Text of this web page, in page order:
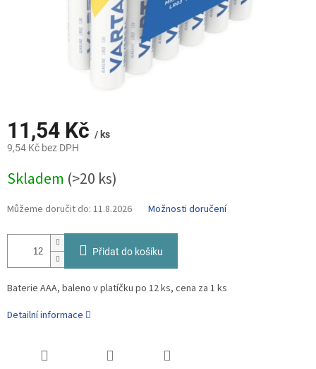
11,54 Kč / ks
9,54 Kč bez DPH
cena:
Skladem (>20 ks)
Můžeme doručit do: 11.8.2026 Možnosti doručení
Přidat do košíku
Baterie AAA, baleno v platíčku po 12 ks, cena za 1 ks
Detailní informace